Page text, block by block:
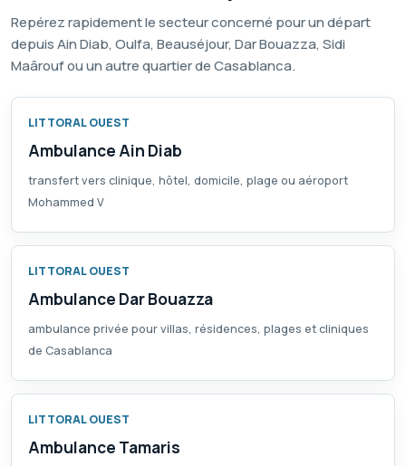
Repérez rapidement le secteur concerné pour un départ
depuis Ain Diab, Oulfa, Beauséjour, Dar Bouazza, Sidi
Maârouf ou un autre quartier de Casablanca.
LITTORAL OUEST
Ambulance Ain Diab
transfert vers clinique, hôtel, domicile, plage ou aéroport
Mohammed V
LITTORAL OUEST
Ambulance Dar Bouazza
ambulance privée pour villas, résidences, plages et cliniques
de Casablanca
LITTORAL OUEST
Ambulance Tamaris